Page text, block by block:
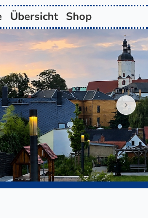
Übersicht Shop